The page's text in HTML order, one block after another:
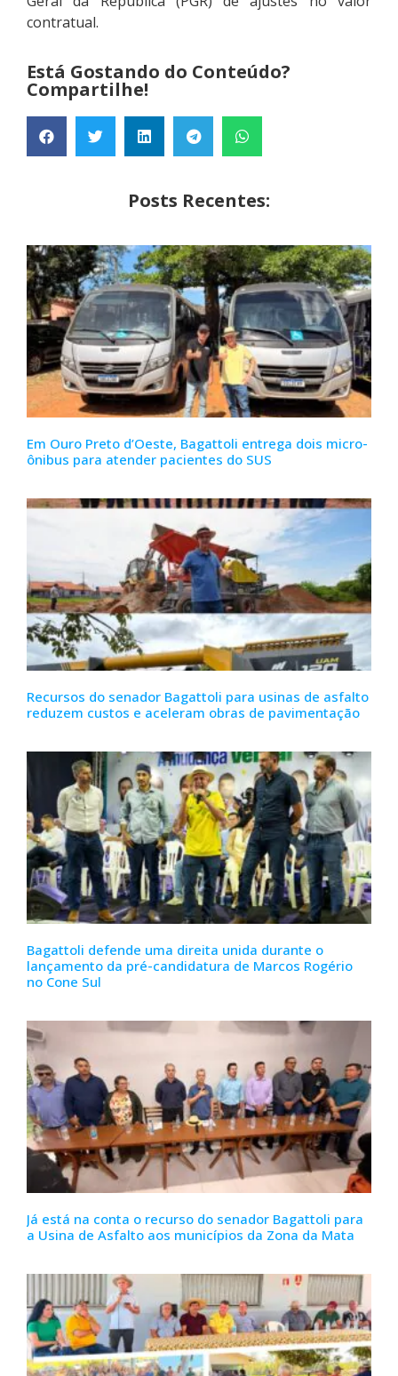
contratual.
Está Gostando do Conteúdo?
Compartilhe!
Posts Recentes:
Em Ouro Preto d’Oeste, Bagattoli entrega dois micro-
ônibus para atender pacientes do SUS
Recursos do senador Bagattoli para usinas de asfalto
reduzem custos e aceleram obras de pavimentação
Bagattoli defende uma direita unida durante o
lançamento da pré-candidatura de Marcos Rogério
no Cone Sul
Já está na conta o recurso do senador Bagattoli para
a Usina de Asfalto aos municípios da Zona da Mata